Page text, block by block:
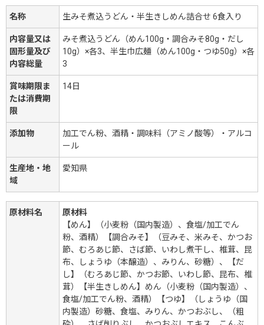
名称 生みそ煮込うどん・半生きしめん詰合せ 6食入り
内容量又は
固形量及び
内容総量
みそ煮込うどん（めん100g・調合みそ80g・だし
10g）×各3、半生巾広麺（めん100g・つゆ50g）×各
3
賞味期限ま
たは消費期
限
14日
添加物
加工でん粉、酒精・調味料（アミノ酸等）・アルコ
ール
生産地・地
域
愛知県
原材料名
原材料
【めん】（小麦粉（国内製造）、食塩/加工でん
粉、酒精）【調合みそ】（豆みそ、米みそ、かつお
節、むろあじ節、さば節、いわし煮干し、椎茸、昆
布、しょうゆ（本醸造）、みりん、砂糖）、【だ
し】（むろあじ節、かつお節、いわし節、昆布、椎
茸）【半生きしめん】めん（小麦粉（国内製造）、
食塩/加工でん粉、酒精）【つゆ】（しょうゆ（国
内製造）砂糖、食塩、みりん、かつおぶし、（粗